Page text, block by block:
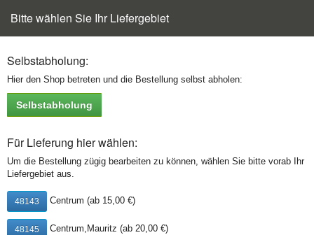
Bitte wählen Sie Ihr Liefergebiet
Selbstabholung:
Hier den Shop betreten und die Bestellung selbst abholen:
Selbstabholung
Für Lieferung hier wählen:
Um die Bestellung zügig bearbeiten zu können, wählen Sie bitte vorab Ihr
Liefergebiet aus.
48143 Centrum (ab 15,00 €)
48145 Centrum,Mauritz (ab 20,00 €)
Toggle
Vorspeisen & Salate
12. Gebackene Wan-Tan mit
süß-saurer Sauce